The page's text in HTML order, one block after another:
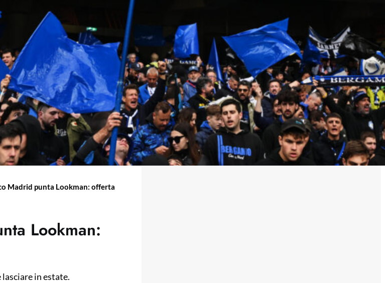
Madrid punta Lookman: offerta
Lookman:
in estate.